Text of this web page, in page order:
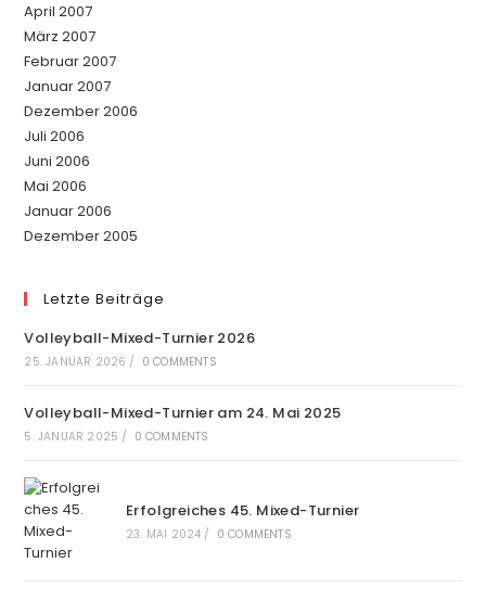
April 2007
März 2007
Februar 2007
Januar 2007
Dezember 2006
Juli 2006
Juni 2006
Mai 2006
Januar 2006
Dezember 2005
Letzte Beiträge
Volleyball-Mixed-Turnier 2026
25. JANUAR 2026 / 0 COMMENTS
Volleyball-Mixed-Turnier am 24. Mai 2025
5. JANUAR 2025 / 0 COMMENTS
Erfolgreiches 45. Mixed-Turnier
23. MAI 2024 / 0 COMMENTS